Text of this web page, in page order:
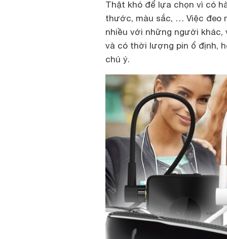
Thật khó để lựa chọn vì có
thước, màu sắc, … Việc đeo
nhiều với những người khác,
và có thời lượng pin ổ định,
chú ý.